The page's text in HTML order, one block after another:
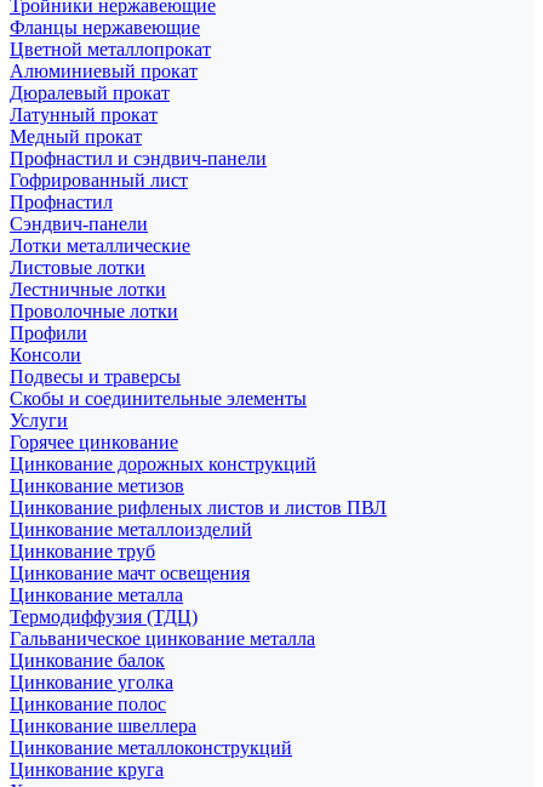
Тройники нержавеющие
Фланцы нержавеющие
Цветной металлопрокат
Алюминиевый прокат
Дюралевый прокат
Латунный прокат
Медный прокат
Профнастил и сэндвич-панели
Гофрированный лист
Профнастил
Сэндвич-панели
Лотки металлические
Листовые лотки
Лестничные лотки
Проволочные лотки
Профили
Консоли
Подвесы и траверсы
Скобы и соединительные элементы
Услуги
Горячее цинкование
Цинкование дорожных конструкций
Цинкование метизов
Цинкование рифленых листов и листов ПВЛ
Цинкование металлоизделий
Цинкование труб
Цинкование мачт освещения
Цинкование металла
Термодиффузия (ТДЦ)
Гальваническое цинкование металла
Цинкование балок
Цинкование уголка
Цинкование полос
Цинкование швеллера
Цинкование металлоконструкций
Цинкование круга